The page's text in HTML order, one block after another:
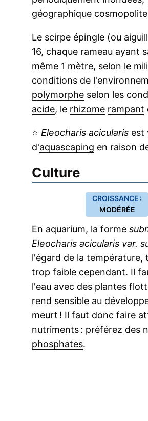
géographique cosmopolite
Le scirpe épingle (ou
16, chaque rameau ayant
même 1 mètre, selon le
conditions de l'
polymorphe selon les
acide, le rhizome rampant
⭐ Eleocharis acicularis est
d'aquascaping en raison
Culture
CROISSANCE :
MODÉRÉE
En aquarium, la forme
Eleocharis acicularis var.
l'égard de la température,
trop faible cependant. Il
l'eau avec des plantes
rend sensible au
meurt ! Il faut donc faire
nutriments : préférez des
phosphates.